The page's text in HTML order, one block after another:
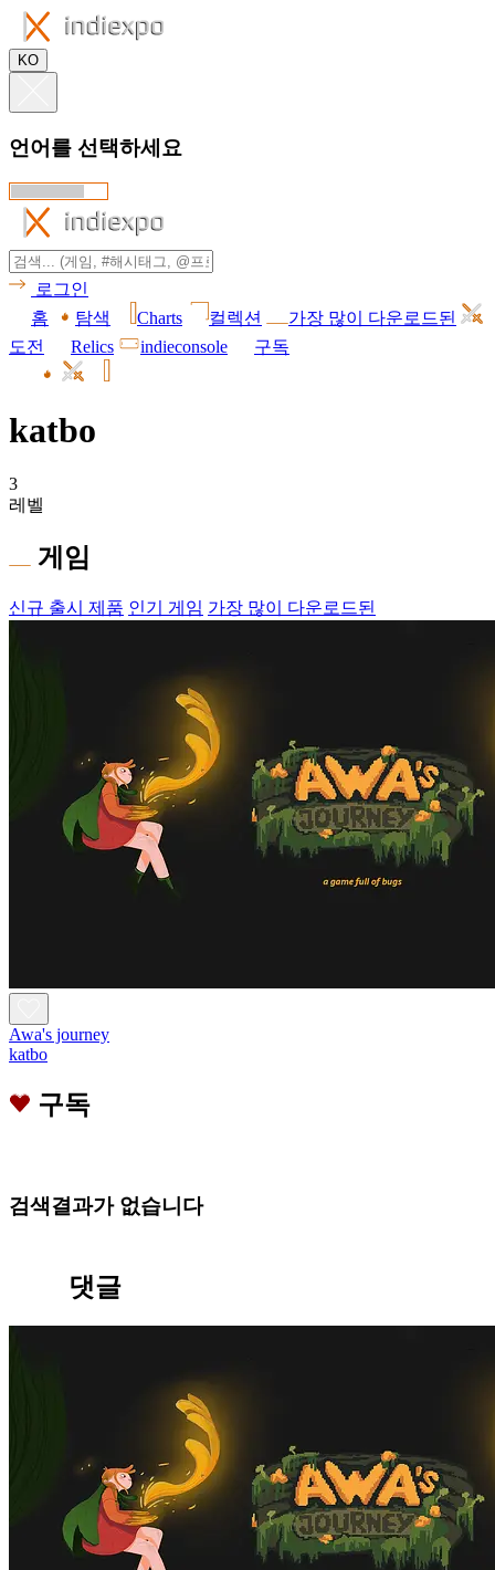
KO
언어를 선택하세요
로그인
홈
탐색 Charts 컬렉션
가장 많이 다운로드된
도전
Relics indieconsole 구독
katbo
3
레벨
게임
신규 출시 제품 인기 게임 가장 많이 다운로드된
Awa's journey
katbo
구독
검색결과가 없습니다
댓글